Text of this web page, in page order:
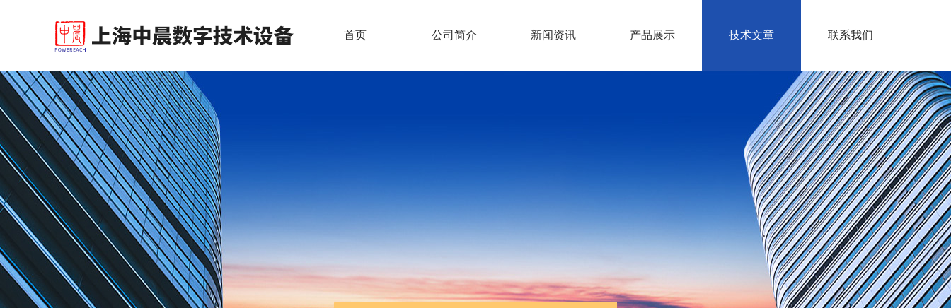
首页 公司简介 新闻资讯 产品展示 技术文章 联系我们